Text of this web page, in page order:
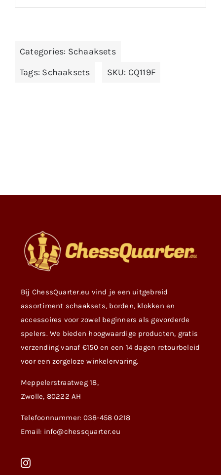
Categories: Schaaksets
Tags: Schaaksets SKU: CQ119F
Bij ChessQuarter.eu vind je een uitgebreid
assortiment schaaksets, borden, klokken en
accessoires voor zowel beginners als gevorderde
spelers. We bieden hoogwaardige producten, gratis
verzending vanaf €150 en een 14 dagen retourbeleid
voor een zorgeloze winkelervaring.
Meppelerstraatweg 18,
Zwolle, 80222 AH
Telefoonnummer: 038-458 0218
Email: info@chessquarter.eu